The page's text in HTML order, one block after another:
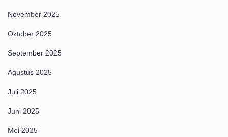
November 2025
Oktober 2025
September 2025
Agustus 2025
Juli 2025
Juni 2025
Mei 2025